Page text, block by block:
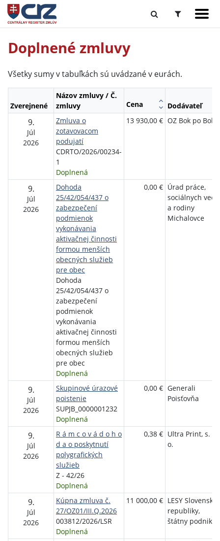
Doplnené zmluvy
Všetky sumy v tabuľkách sú uvádzané v eurách.
Zverejnené
Názov zmluvy / Č.
zmluvy
Cena Dodávateľ
9.
Júl
2026
Zmluva o
zotavovacom
podujatí
CDRTO/2026/00234-
1
Doplnená
13 930,00 € OZ Bok po Boku
9.
Júl
2026
Dohoda
25/42/054/437 o
zabezpečení
podmienok
vykonávania
aktivačnej činnosti
formou menších
obecných služieb
pre obec
Dohoda
25/42/054/437 o
zabezpečení
podmienok
vykonávania
aktivačnej činnosti
formou menších
obecných služieb
pre obec
Doplnená
0,00 € Úrad práce,
sociálnych vecí
a rodiny
Michalovce
9.
Júl
2026
Skupinové úrazové
poistenie
SUPJB_0000001232
Doplnená
0,00 € Generali
Poisťovňa
9.
Júl
2026
R á m c o v á d o h o
d a o poskytnutí
polygrafických
služieb
Z - 42/26
Doplnená
0,38 € Ultra Print, s. r.
o.
9.
Júl
2026
Kúpna zmluva č.
27/OZ01/III.Q.2026
003812/2026/LSR
Doplnená
11 000,00 € LESY Slovenskej
republiky,
štátny podnik